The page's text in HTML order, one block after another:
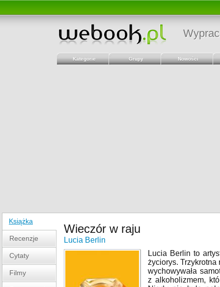
Kategorie Grupy Nowości
Książka
Recenzje
Cytaty
Filmy
Wieczór w raju
Lucia Berlin
Lucia Berlin to
życiorys. Trzykrotna
wychowywała
z alkoholizmem,